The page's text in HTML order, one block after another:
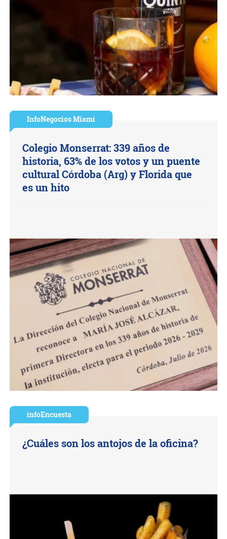
InfoNegocios Miami
Colegio Monserrat: 339 años de
historia, 63% de los votos y un puente
cultural Córdoba (Arg) y Florida que
es un hito
infoEncuesta
¿Cuáles son los antojos de la oficina?